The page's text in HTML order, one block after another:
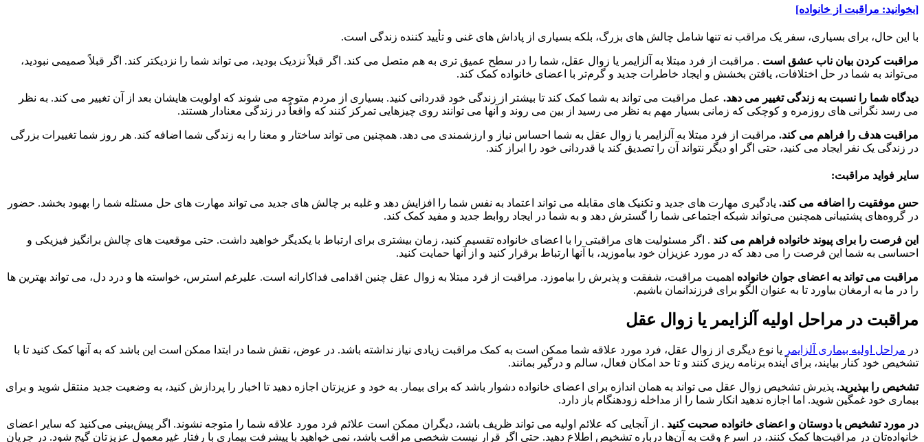
[بخوانید: مراقبت از خانواده]
با این حال، برای بسیاری، سفر یک مراقب نه تنها شامل چالش های بزرگ، بلکه بسیاری از پاداش های غنی و تأیید کننده زندگی است.
مراقبت کردن بیان ناب عشق است . مراقبت از فرد مبتلا به آلزایمر یا زوال عقل، شما را در سطح عمیق تری به هم متصل می کند. اگر قبلاً نزدیک بودید، می تواند شما را نزدیکتر کند. اگر قبلاً صمیمی نبودید،
می‌تواند به شما در حل اختلافات، یافتن بخشش و ایجاد خاطرات جدید و گرم‌تر با اعضای خانواده کمک کند.
دیدگاه شما را نسبت به زندگی تغییر می دهد. عمل مراقبت می تواند به شما کمک کند تا بیشتر از زندگی خود قدردانی کنید. بسیاری از مردم متوجه می شوند که اولویت هایشان بعد از آن تغییر می کند. به نظر
می رسد نگرانی های روزمره و کوچکی که زمانی بسیار مهم به نظر می رسید از بین می روند و آنها می توانند روی چیزهایی تمرکز کنند که واقعاً در زندگی معنادار هستند.
مراقبت هدف را فراهم می کند. مراقبت از فرد مبتلا به آلزایمر یا زوال عقل به شما احساس نیاز و ارزشمندی می دهد. همچنین می تواند ساختار و معنا را به زندگی شما اضافه کند. هر روز شما تغییرات بزرگی
در زندگی یک نفر ایجاد می کنید، حتی اگر او دیگر نتواند آن را تصدیق کند یا قدردانی خود را ابراز کند.
سایر فواید مراقبت:
حس موفقیت را اضافه می کند. یادگیری مهارت های جدید و تکنیک های مقابله می تواند اعتماد به نفس شما را افزایش دهد و غلبه بر چالش های جدید می تواند مهارت های حل مسئله شما را بهبود بخشد. حضور
در گروه‌های پشتیبانی همچنین می‌تواند شبکه اجتماعی شما را گسترش دهد و به شما در ایجاد روابط جدید و مفید کمک کند.
این فرصت را برای پیوند خانواده فراهم می کند . اگر مسئولیت های مراقبتی را با اعضای خانواده تقسیم کنید، زمان بیشتری برای ارتباط با یکدیگر خواهید داشت. حتی موقعیت های چالش برانگیز فیزیکی و
احساسی به شما این فرصت را می دهد که در مورد عزیزان خود بیاموزید، با آنها ارتباط برقرار کنید و از آنها حمایت کنید.
مراقبت می تواند به اعضای جوان خانواده اهمیت مراقبت، شفقت و پذیرش را بیاموزد. مراقبت از فرد مبتلا به زوال عقل چنین اقدامی فداکارانه است. علیرغم استرس، خواسته ها و درد دل، می تواند بهترین ها
را در ما به ارمغان بیاورد تا به عنوان الگو برای فرزندانمان باشیم.
مراقبت در مراحل اولیه آلزایمر یا زوال عقل
در مراحل اولیه بیماری آلزایمر یا نوع دیگری از زوال عقل، فرد مورد علاقه شما ممکن است به کمک مراقبت زیادی نیاز نداشته باشد. در عوض، نقش شما در ابتدا ممکن است این باشد که به آنها کمک کنید تا با
تشخیص خود کنار بیایند، برای آینده برنامه ریزی کنند و تا حد امکان فعال، سالم و درگیر بمانند.
تشخیص را بپذیرید. پذیرش تشخیص زوال عقل می تواند به همان اندازه برای اعضای خانواده دشوار باشد که برای بیمار. به خود و عزیزتان اجازه دهید تا اخبار را پردازش کنید، به وضعیت جدید منتقل شوید و برای
بیماری خود غمگین شوید. اما اجازه ندهید انکار شما را از مداخله زودهنگام باز دارد.
در مورد تشخیص با دوستان و اعضای خانواده صحبت کنید . از آنجایی که علائم اولیه می تواند ظریف باشد، دیگران ممکن است علائم فرد مورد علاقه شما را متوجه نشوند. اگر پیش‌بینی می‌کنید که سایر اعضای
خانواده‌تان در مراقبت‌ها کمک کنند، در اسرع وقت به آن‌ها درباره تشخیص اطلاع دهید. حتی اگر قرار نیست شخصی مراقب باشد، نمی خواهید با پیشرفت بیماری با رفتار غیرمعمول عزیزتان گیج شود. در جریان